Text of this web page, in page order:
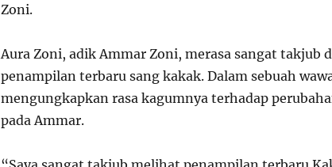
Zoni.
Aura Zoni, adik Ammar Zoni, merasa sangat takjub
penampilan terbaru sang kakak. Dalam sebuah
mengungkapkan rasa kagumnya terhadap
pada Ammar.